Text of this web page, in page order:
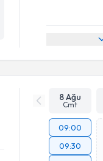
8 Ağu
Cmt
09:00
09:30